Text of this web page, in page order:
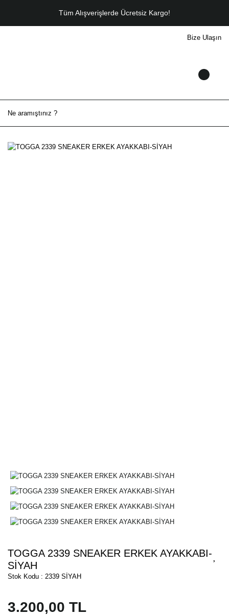
Tüm Alışverişlerde Ücretsiz Kargo!
Bize Ulaşın
TOGGA 2339 SNEAKER ERKEK AYAKKABI-
SİYAH
Stok Kodu : 2339 SİYAH
3.200,00 TL